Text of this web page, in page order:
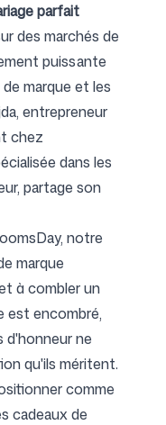
parfait
des marchés de
puissante
marque et les
entrepreneur
chez
dans les
partage son
notre
marque
à combler un
est encombré,
d'honneur ne
qu'ils méritent.
comme
cadeaux de